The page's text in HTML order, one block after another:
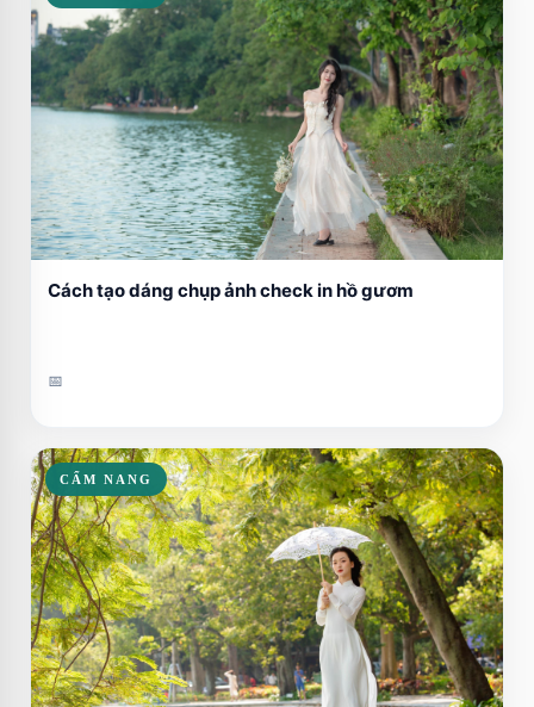
Cách tạo dáng chụp ảnh check in hồ gươm
📅
CẨM NANG